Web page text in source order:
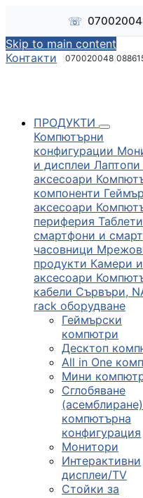
☏
Skip to main content
Контакти
070020048
ПРОДУКТИ
Компютърни
конфигурации
и дисплеи Лаптопи
аксесоари
компоненти
аксесоари
периферия
смартфони и смарт
часовници
продукти Камери и
аксесоари
кабели Сървъри,
rack оборудване
Геймърски
компютри
Десктоп
All in One
Мини
Сглобяване
компютърна
конфигурация
Монитори
Интерактивни
дисплеи/TV
Стойки за